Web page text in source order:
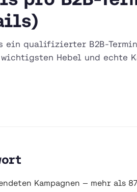
ein qualifizierter B2B-
Hebel und echte
Kampagnen — mehr als